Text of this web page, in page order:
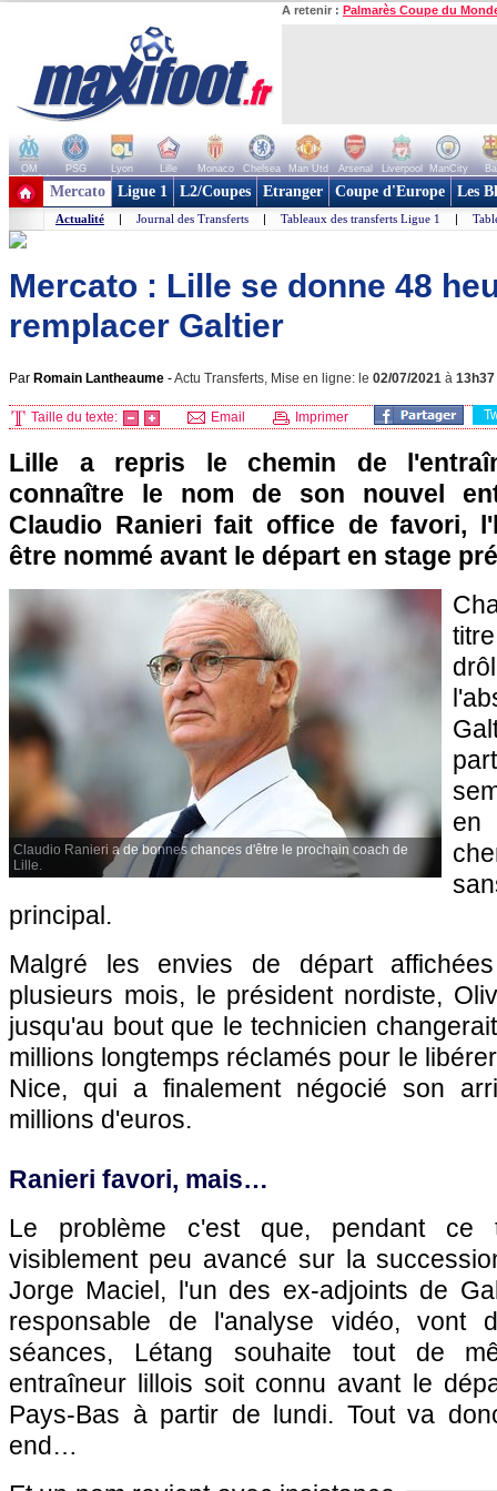
A retenir : Palmarès Coupe du
OM PSG Lyon Lille Monaco Chelsea Man Utd Arsenal Liverpool ManCity
+ de clubs
Mercato Ligue 1 L2/Coupes Etranger Coupe d'Europe Les
Actualité | Journal des Transferts | Tableaux des transferts Ligue 1 |
Mercato : Lille se donne 48
remplacer Galtier
Par Romain Lantheaume -Actu Transferts, Mise en ligne: le 02/07/2021 à 13h37
Taille du texte: Email Imprimer
Lille a repris le chemin de
connaître le nom de son nouvel
Claudio Ranieri fait office de favori,
être nommé avant le départ en stage
Claudio Ranieri a de bonnes chances d'être le prochain coach de
Lille.
principal.
Malgré les envies de départ
plusieurs mois, le président nordiste,
jusqu'au bout que le technicien
millions longtemps réclamés pour le
Nice, qui a finalement négocié son
millions d'euros.
Ranieri favori, mais…
Le problème c'est que, pendant ce
visiblement peu avancé sur la
Jorge Maciel, l'un des ex-adjoints de
responsable de l'analyse vidéo, vont
séances, Létang souhaite tout de
entraîneur lillois soit connu avant le
Pays-Bas à partir de lundi. Tout va
end…